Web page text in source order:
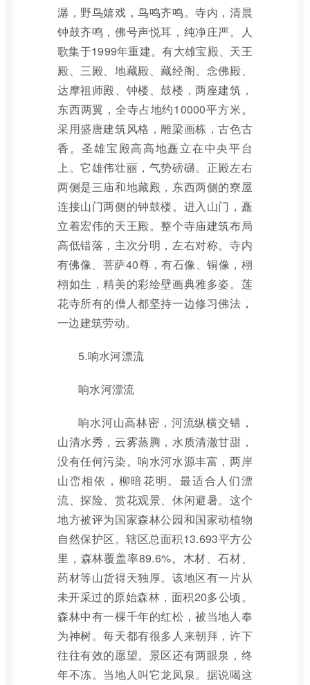
潺，野鸟嬉戏，鸟鸣齐鸣。寺内，清晨
钟鼓齐鸣，佛号声悦耳，纯净庄严。人
歌集于1999年重建。有大雄宝殿、天王
殿、三殿、地藏殿、藏经阁、念佛殿、
达摩祖师殿、钟楼、鼓楼，两座建筑，
东西两翼，全寺占地约10000平方米。
采用盛唐建筑风格，雕梁画栋，古色古
香。圣雄宝殿高高地矗立在中央平台
上。它雄伟壮丽，气势磅礴。正殿左右
两侧是三庙和地藏殿，东西两侧的寮屋
连接山门两侧的钟鼓楼。进入山门，矗
立着宏伟的天王殿。整个寺庙建筑布局
高低错落，主次分明，左右对称。寺内
有佛像、菩萨40尊，有石像、铜像，栩
栩如生，精美的彩绘壁画典雅多姿。莲
花寺所有的僧人都坚持一边修习佛法，
一边建筑劳动。
5.响水河漂流
响水河漂流
响水河山高林密，河流纵横交错，
山清水秀，云雾蒸腾，水质清澈甘甜，
没有任何污染。响水河水源丰富，两岸
山峦相依，柳暗花明。最适合人们漂
流、探险、赏花观景、休闲避暑。这个
地方被评为国家森林公园和国家动植物
自然保护区。辖区总面积13.693平方公
里，森林覆盖率89.6%。木材、石材、
药材等山货得天独厚。该地区有一片从
未开采过的原始森林，面积20多公顷。
森林中有一棵千年的红松，被当地人奉
为神树。每天都有很多人来朝拜，许下
往往有效的愿望。景区还有两眼泉，终
年不冻。当地人叫它龙凤泉。据说喝这